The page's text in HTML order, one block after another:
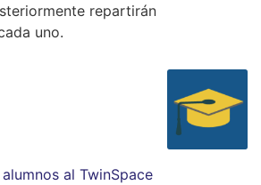
repartirán
uno.
al TwinSpace